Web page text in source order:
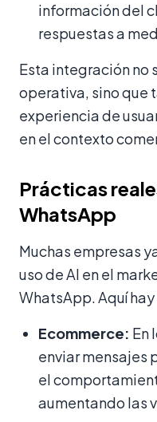
información del
respuestas a
Esta integración no
operativa, sino que
experiencia de
en el contexto
Prácticas
WhatsApp
Muchas empresas
uso de AI en el
WhatsApp. Aquí
Ecommerce: En
enviar mensajes
el
aumentando las